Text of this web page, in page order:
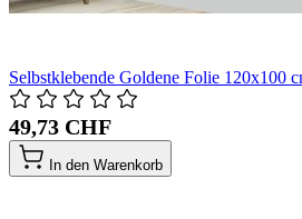
Selbstklebende Goldene Folie 120x100
49,73 CHF
In den Warenkorb